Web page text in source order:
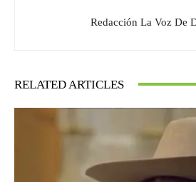
Redacción La Voz De
RELATED ARTICLES